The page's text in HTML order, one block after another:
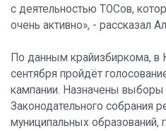
с деятельностью ТОСов,
очень активно», - рассказал
По данным крайизбиркома, в
сентября пройдёт
кампании. Назначены выборы
Законодательного собрания
муниципальных образований,